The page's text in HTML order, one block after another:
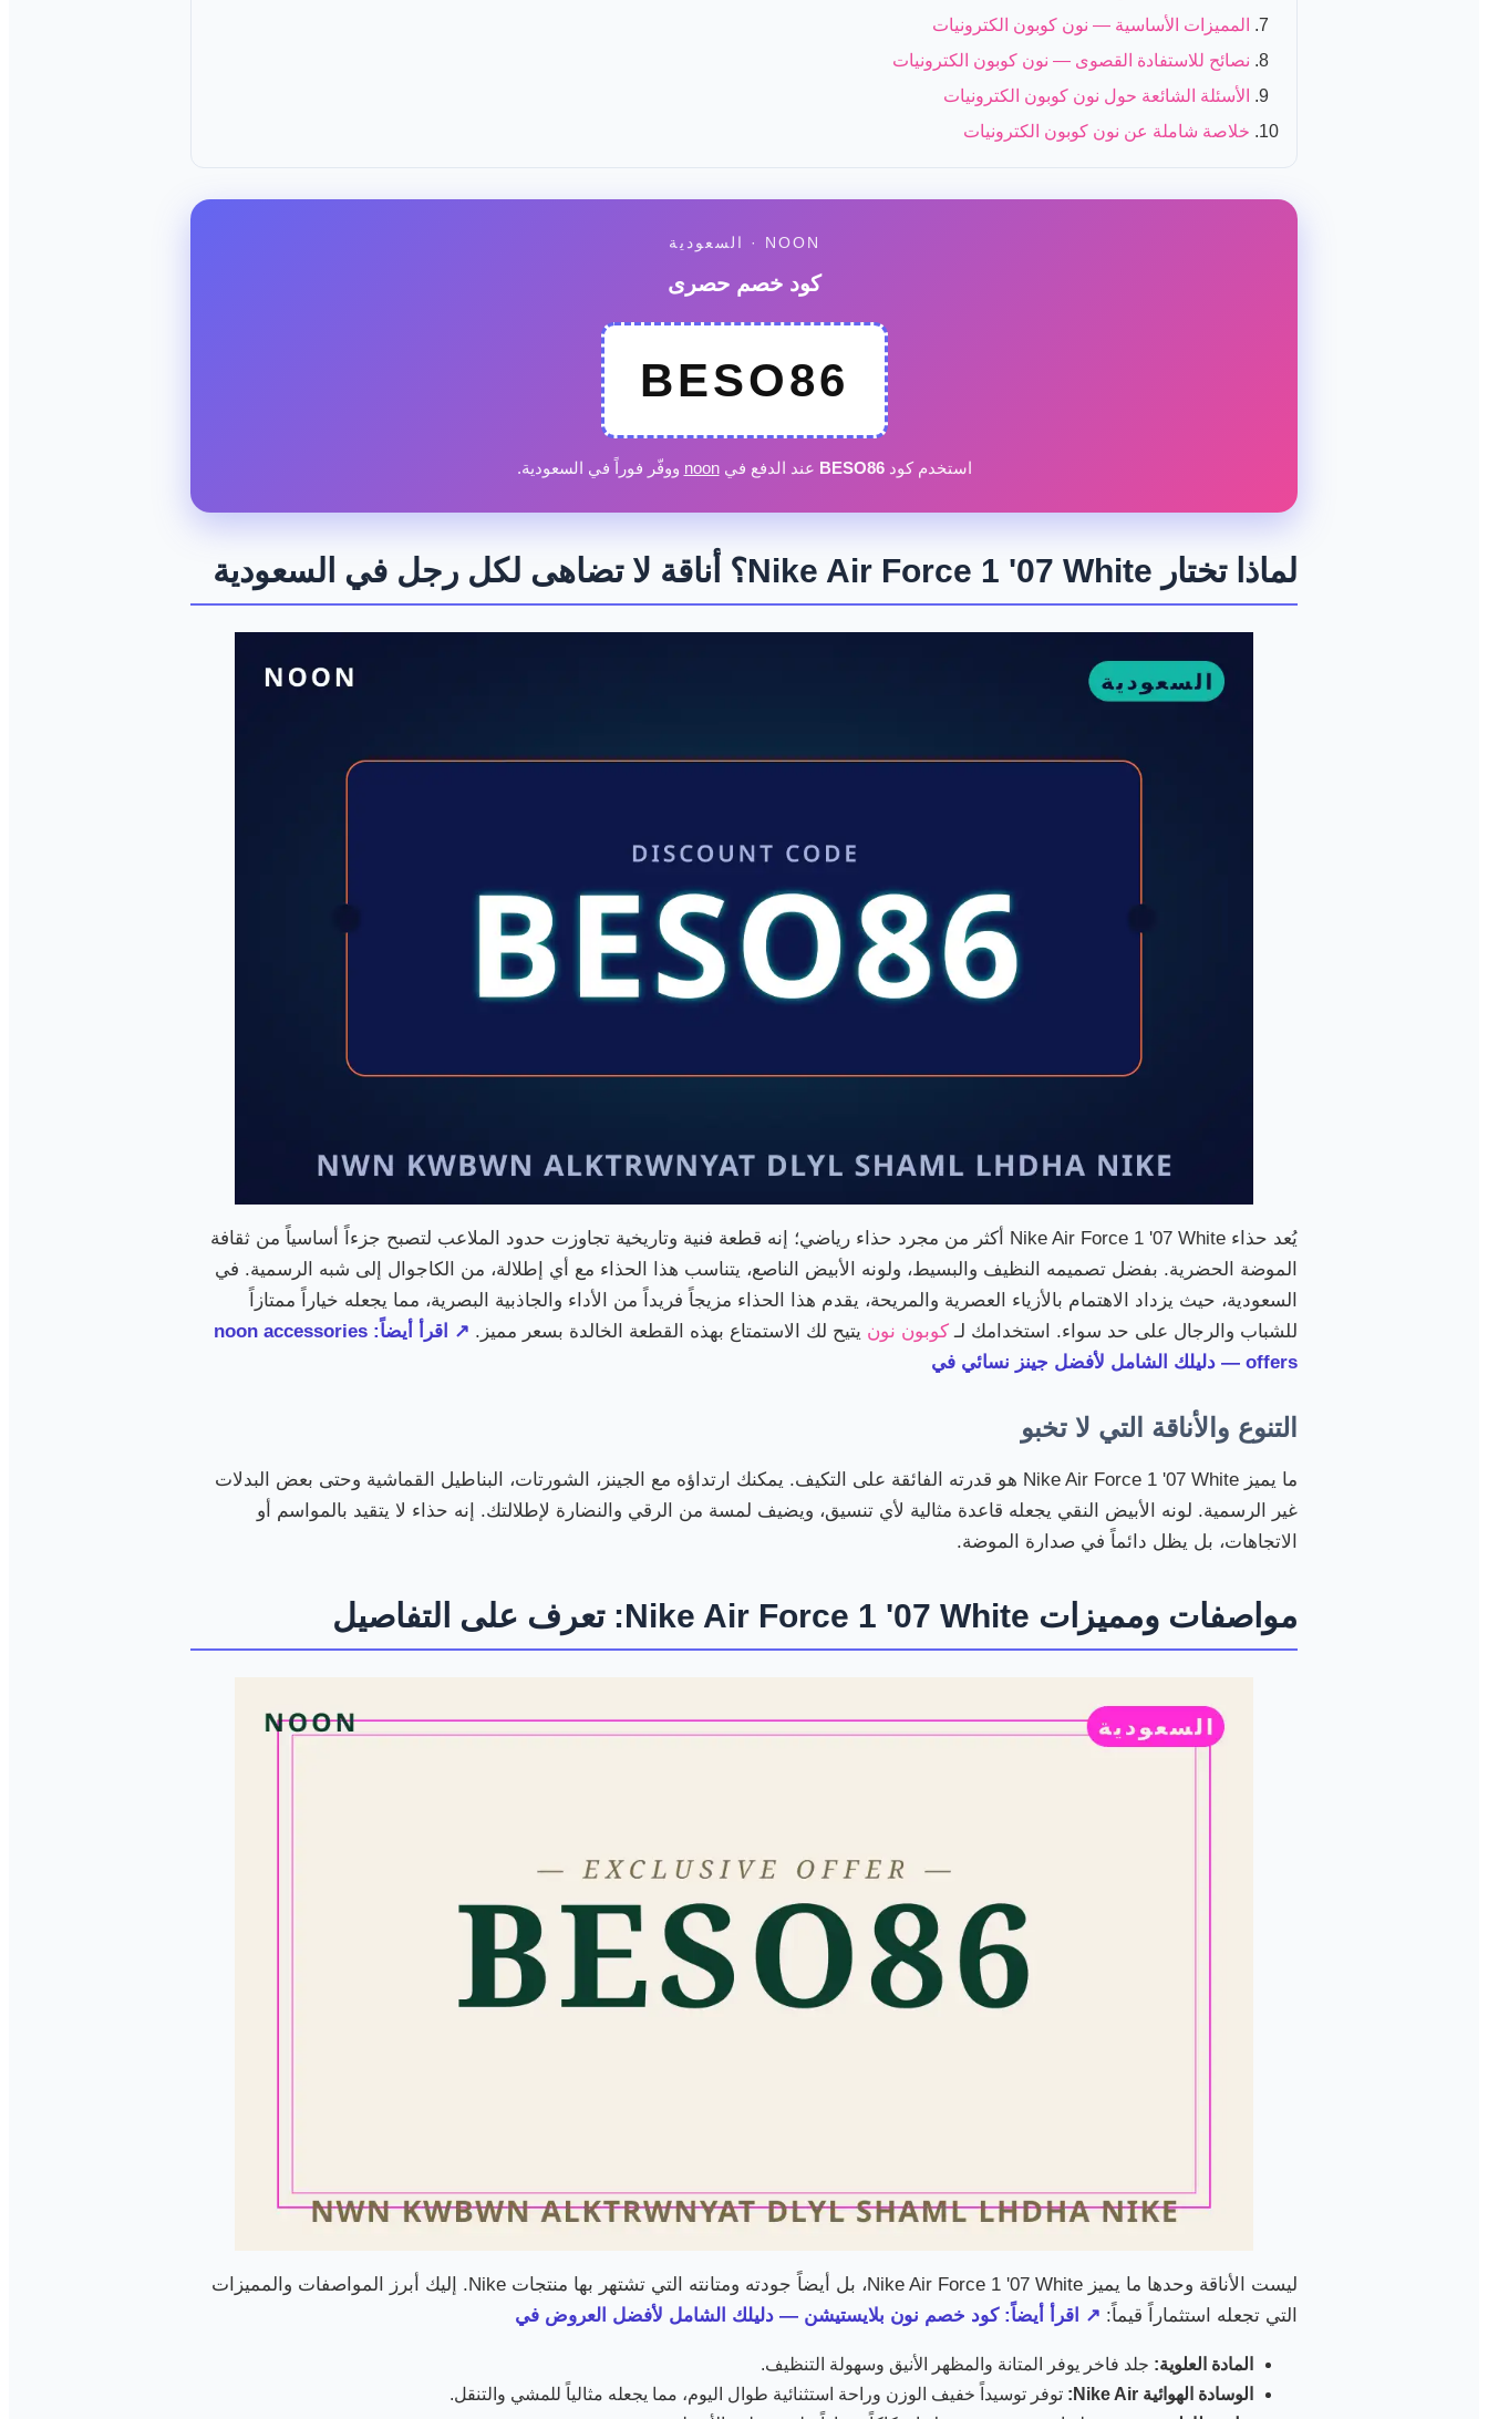
المميزات الأساسية — نون كوبون الكترونيات
نصائح للاستفادة القصوى — نون كوبون الكترونيات
الأسئلة الشائعة حول نون كوبون الكترونيات
خلاصة شاملة عن نون كوبون الكترونيات
NOON · السعودية
كود خصم حصرى
BESO86
استخدم كودBESO86 عند الدفع فيnoon ووفّر فوراً في السعودية.
لماذا تختار Nike Air Force 1 '07 White؟ أناقة لا تضاهى لكل رجل في السعودية
يُعد حذاء Nike Air Force 1 '07 White أكثر من مجرد حذاء رياضي؛ إنه قطعة فنية وتاريخية تجاوزت حدود الملاعب لتصبح جزءاً أساسياً من ثقافة
الموضة الحضرية. بفضل تصميمه النظيف والبسيط، ولونه الأبيض الناصع، يتناسب هذا الحذاء مع أي إطلالة، من الكاجوال إلى شبه الرسمية. في
السعودية، حيث يزداد الاهتمام بالأزياء العصرية والمريحة، يقدم هذا الحذاء مزيجاً فريداً من الأداء والجاذبية البصرية، مما يجعله خياراً ممتازاً
للشباب والرجال على حد سواء. استخدامك لـ كوبون نون يتيح لك الاستمتاع بهذه القطعة الخالدة بسعر مميز.
↗ اقرأ أيضاً: noon accessories
offers — دليلك الشامل لأفضل جينز نسائي في
التنوع والأناقة التي لا تخبو
ما يميز Nike Air Force 1 '07 White هو قدرته الفائقة على التكيف. يمكنك ارتداؤه مع الجينز، الشورتات، البناطيل القماشية وحتى بعض البدلات
غير الرسمية. لونه الأبيض النقي يجعله قاعدة مثالية لأي تنسيق، ويضيف لمسة من الرقي والنضارة لإطلالتك. إنه حذاء لا يتقيد بالمواسم أو
الاتجاهات، بل يظل دائماً في صدارة الموضة.
مواصفات ومميزات Nike Air Force 1 '07 White: تعرف على التفاصيل
ليست الأناقة وحدها ما يميز Nike Air Force 1 '07 White، بل أيضاً جودته ومتانته التي تشتهر بها منتجات Nike. إليك أبرز المواصفات والمميزات
التي تجعله استثماراً قيماً: ↗ اقرأ أيضاً: كود خصم نون بلايستيشن — دليلك الشامل لأفضل العروض في
المادة العلوية: جلد فاخر يوفر المتانة والمظهر الأنيق وسهولة التنظيف.
الوسادة الهوائية Nike Air:
توفر توسيداً خفيف الوزن وراحة استثنائية طوال اليوم، مما يجعله مثالياً للمشي والتنقل.